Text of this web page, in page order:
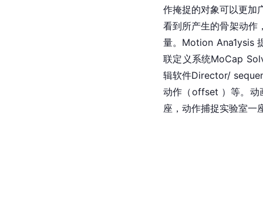
作掩捉的对象可以更加
看到所产生的骨架动作
量。Motion Ana1ysis
联定义系统MoCap
辑软件Director/
动作（offset ）等。动
座，动作捕捉实验室一